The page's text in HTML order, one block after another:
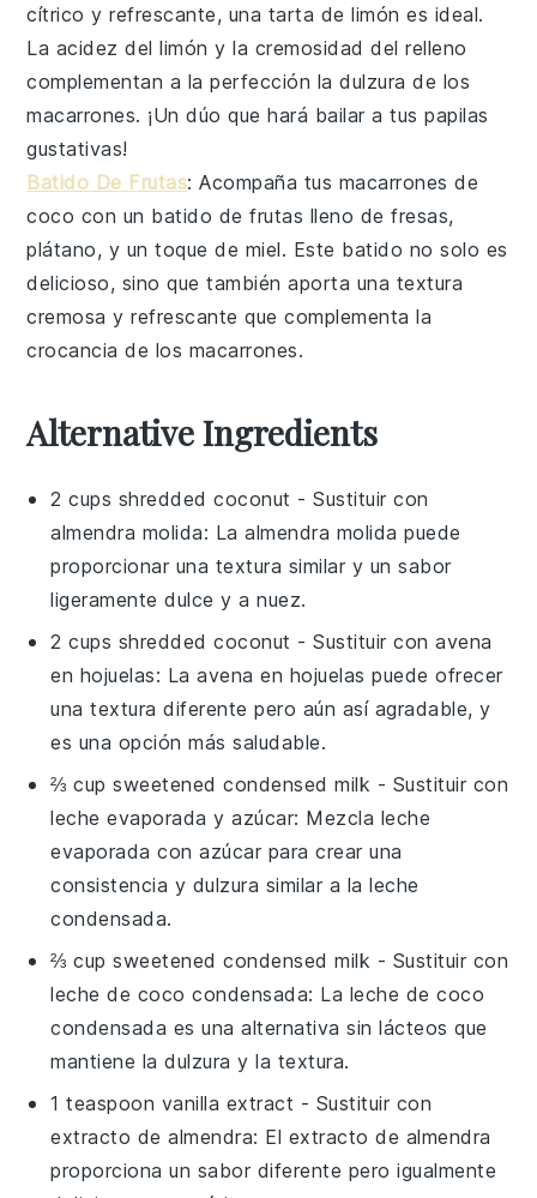
cítrico y refrescante, una tarta de limón es ideal.
La acidez dellimón y la cremosidad delrelleno
complementan a la perfección la dulzura de los
macarrones. ¡Un dúo que hará bailar a tus papilas
gustativas!
Batido De Frutas: Acompaña tus macarrones de
coco con un batido de frutas lleno defresas,
plátano, y un toque de miel. Este batido no solo es
delicioso, sino que también aporta una textura
cremosa y refrescante que complementa la
crocancia de los macarrones.
Alternative Ingredients
2 cups shredded coconut - Sustituir con
almendra molida: La almendra molida puede
proporcionar una textura similar y un sabor
ligeramente dulce y a nuez.
2 cups shredded coconut - Sustituir conavena
en hojuelas: La avena en hojuelas puede ofrecer
una textura diferente pero aún así agradable, y
es una opción más saludable.
⅔ cup sweetened condensed milk - Sustituir con
leche evaporada y azúcar: Mezcla leche
evaporada con azúcar para crear una
consistencia y dulzura similar a la leche
condensada.
⅔ cup sweetened condensed milk - Sustituir con
leche de coco condensada: La leche de coco
condensada es una alternativa sin lácteos que
mantiene la dulzura y la textura.
1 teaspoon vanilla extract - Sustituir con
extracto de almendra: El extracto de almendra
proporciona un sabor diferente pero igualmente